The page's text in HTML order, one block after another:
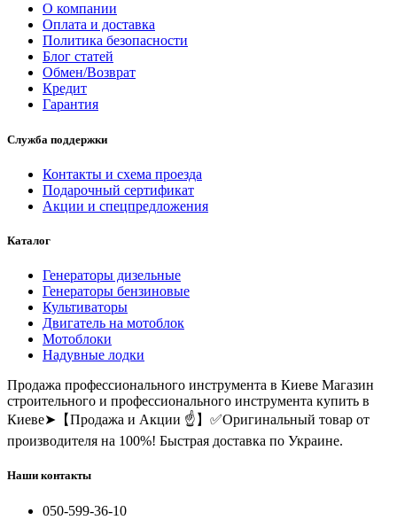
О компании
Оплата и доставка
Политика безопасности
Блог статей
Обмен/Возврат
Кредит
Гарантия
Служба поддержки
Контакты и схема проезда
Подарочный сертификат
Акции и спецпредложения
Каталог
Генераторы дизельные
Генераторы бензиновые
Культиваторы
Двигатель на мотоблок
Мотоблоки
Надувные лодки
Продажа профессионального инструмента в Киеве Магазин
строительного и профессионального инструмента купить в
Киеве➤【Продажа и Акции ☝】✅Оригинальный товар от
производителя на 100%! Быстрая доставка по Украине.
Наши контакты
050-599-36-10